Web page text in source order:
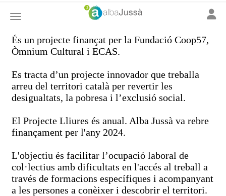
Toggle navigation
És un projecte finançat per la Fundació Coop57,
Òmnium Cultural i ECAS.
Es tracta d’un projecte innovador que treballa
arreu del territori català per revertir les
desigualtats, la pobresa i l’exclusió social.
El Projecte Lliures és anual. Alba Jussà va rebre
finançament per l'any 2024.
L'objectiu és facilitar l’ocupació laboral de
col·lectius amb dificultats en l'accés al treball a
través de formacions específiques i acompanyant
a les persones a conèixer i descobrir el territori.